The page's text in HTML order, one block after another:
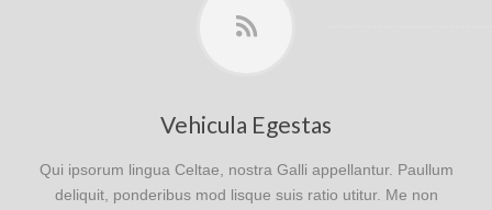
Vehicula Egestas
Qui ipsorum lingua Celtae, nostra Galli appellantur. Paullum
deliquit, ponderibus mod lisque suis ratio utitur. Me non